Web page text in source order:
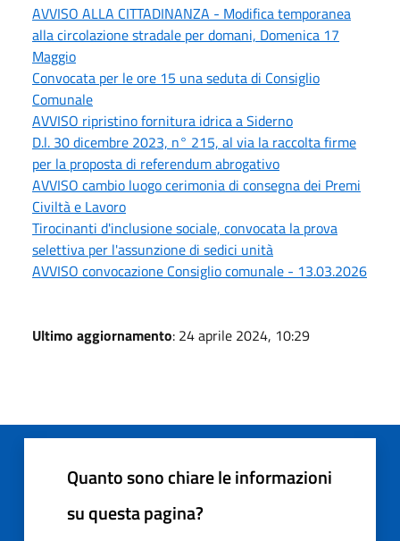
AVVISO ALLA CITTADINANZA - Modifica temporanea
alla circolazione stradale per domani, Domenica 17
Maggio
Convocata per le ore 15 una seduta di Consiglio
Comunale
AVVISO ripristino fornitura idrica a Siderno
D.l. 30 dicembre 2023, n° 215, al via la raccolta firme
per la proposta di referendum abrogativo
AVVISO cambio luogo cerimonia di consegna dei Premi
Civiltà e Lavoro
Tirocinanti d'inclusione sociale, convocata la prova
selettiva per l'assunzione di sedici unità
AVVISO convocazione Consiglio comunale - 13.03.2026
Ultimo aggiornamento: 24 aprile 2024, 10:29
Quanto sono chiare le informazioni
su questa pagina?